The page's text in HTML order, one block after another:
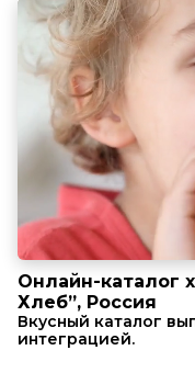
Онлайн-каталог
Хлеб”, Россия
Вкусный каталог
интеграцией.